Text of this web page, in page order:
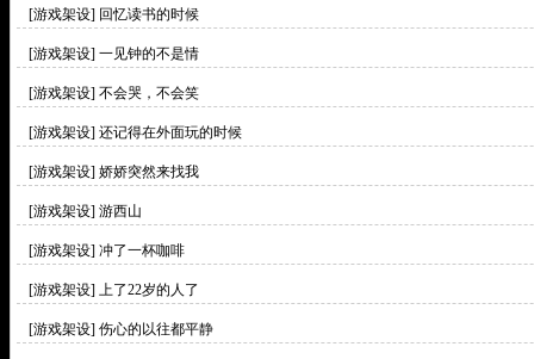
[游戏架设] 回忆读书的时候
[游戏架设] 一见钟的不是情
[游戏架设] 不会哭，不会笑
[游戏架设] 还记得在外面玩的时候
[游戏架设] 娇娇突然来找我
[游戏架设] 游西山
[游戏架设] 冲了一杯咖啡
[游戏架设] 上了22岁的人了
[游戏架设] 伤心的以往都平静